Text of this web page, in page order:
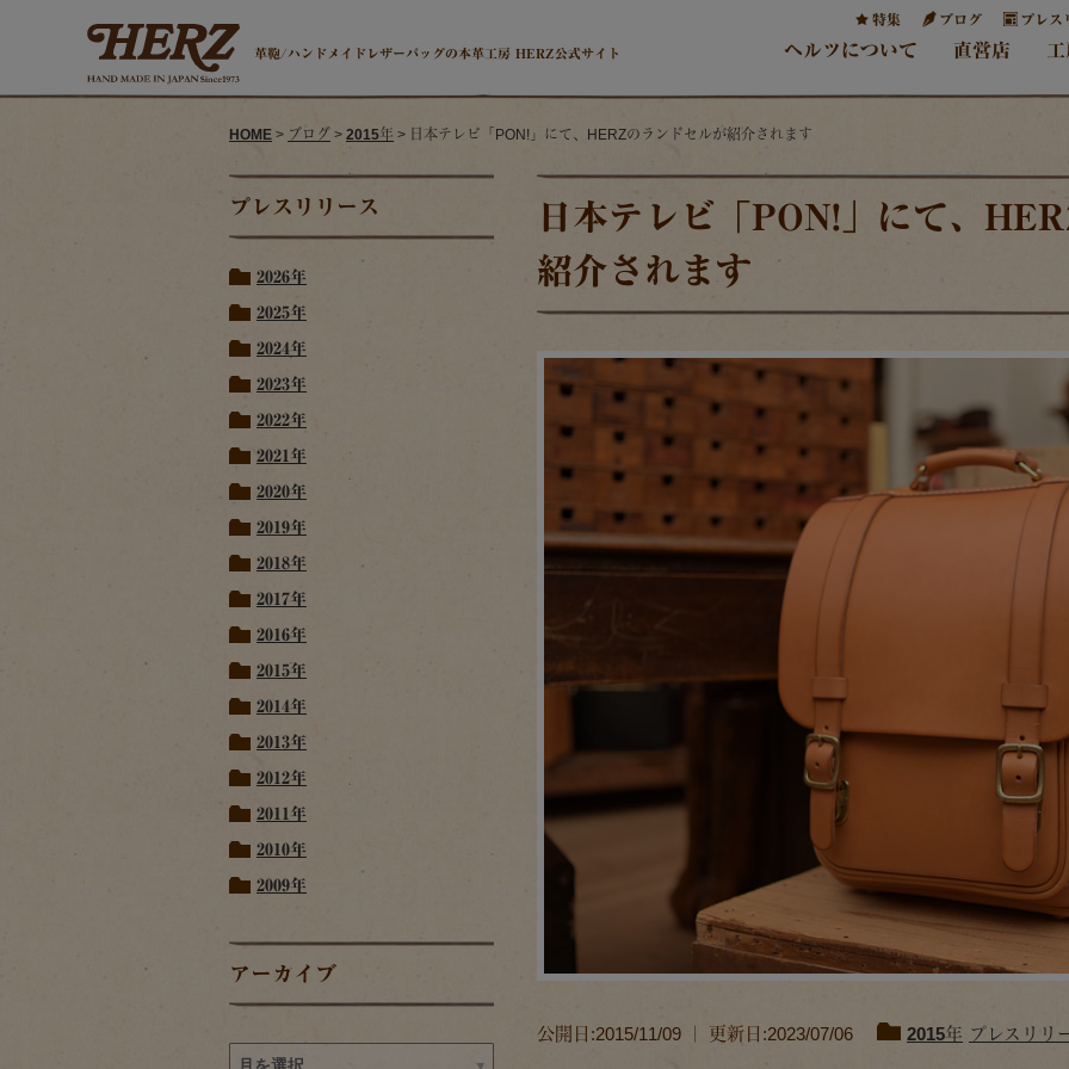
革鞄/ハンドメイドレザーバッグの本革工房 HERZ公式サイト
特集 ブログ プレス
ヘルツについて 直営店
HOME > ブログ > 2015年 > 日本テレビ「PON!」にて、HERZのランドセルが紹介されます
プレスリリース
2026年
2025年
2024年
2023年
2022年
2021年
2020年
2019年
2018年
2017年
2016年
2015年
2014年
2013年
2012年
2011年
2010年
2009年
アーカイブ
日本テレビ「PON!」にて、
紹介されます
公開日:2015/11/09 ｜ 更新日:2023/07/06 2015年 プレスリリ